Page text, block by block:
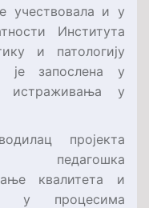
учествовала и у
Института
и патологију
је запослена у
истраживања у
пројекта
квалитета и
у процесима